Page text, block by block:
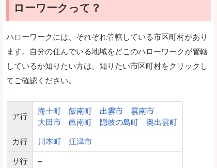
ローワークって？
ハローワークには、それぞれ管轄している市区町村があり
ます。自分の住んでいる地域をどこのハローワークが管轄
しているか知りたい方は、知りたい市区町村をクリックし
てご確認ください。
ア行
海士町 飯南町 出雲市
雲南市
大田市
邑南町 隠岐の島町 奥出雲町
カ行 川本町 江津市
サ行 –